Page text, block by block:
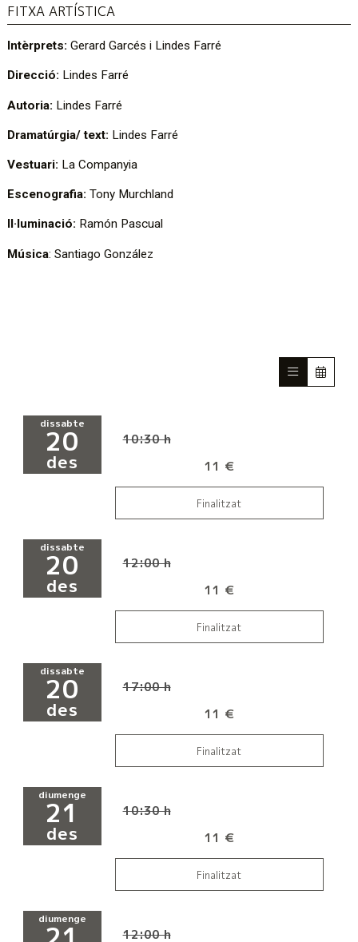
FITXA ARTÍSTICA
Intèrprets: Gerard Garcés i Lindes Farré
Direcció: Lindes Farré
Autoria: Lindes Farré
Dramatúrgia/ text: Lindes Farré
Vestuari: La Companyia
Escenografia: Tony Murchland
Il·luminació: Ramón Pascual
Música: Santiago González
dissabte
20
des
10:30 h
11 €
Finalitzat
dissabte
20
des
12:00 h
11 €
Finalitzat
dissabte
20
des
17:00 h
11 €
Finalitzat
diumenge
21
des
10:30 h
11 €
Finalitzat
diumenge
12:00 h